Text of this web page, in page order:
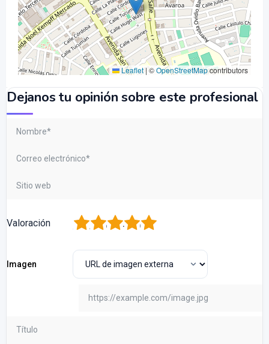
Leaflet | ©OpenStreetMapcontributors
Dejanos tu opinión sobre este profesional
Valoración 5
4
3
2
Imagen